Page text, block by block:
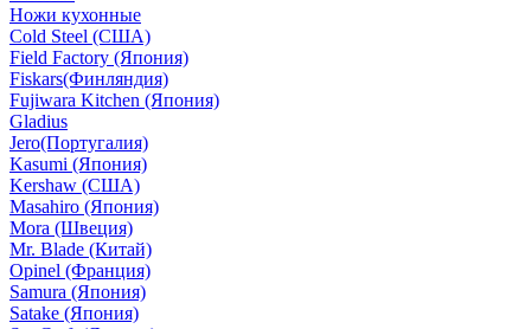
Ножи кухонные
Cold Steel (США)
Field Factory (Япония)
Fiskars(Финляндия)
Fujiwara Kitchen (Япония)
Gladius
Jero(Португалия)
Kasumi (Япония)
Kershaw (США)
Masahiro (Япония)
Mora (Швеция)
Mr. Blade (Китай)
Opinel (Франция)
Samura (Япония)
Satake (Япония)